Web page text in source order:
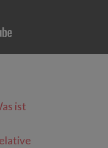
ist